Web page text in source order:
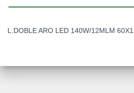
L.DOBLE ARO LED 140W/12MLM